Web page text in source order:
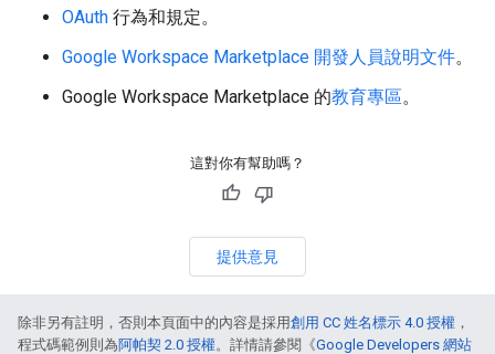
OAuth 行為和規定。
Google Workspace Marketplace 開發人員說明文件。
Google Workspace Marketplace 的教育專區。
這對你有幫助嗎？
提供意見
除非另有註明，否則本頁面中的內容是採用創用 CC 姓名標示 4.0 授權 ，
程式碼範例則為阿帕契 2.0 授權。詳情請參閱《Google Developers 網站